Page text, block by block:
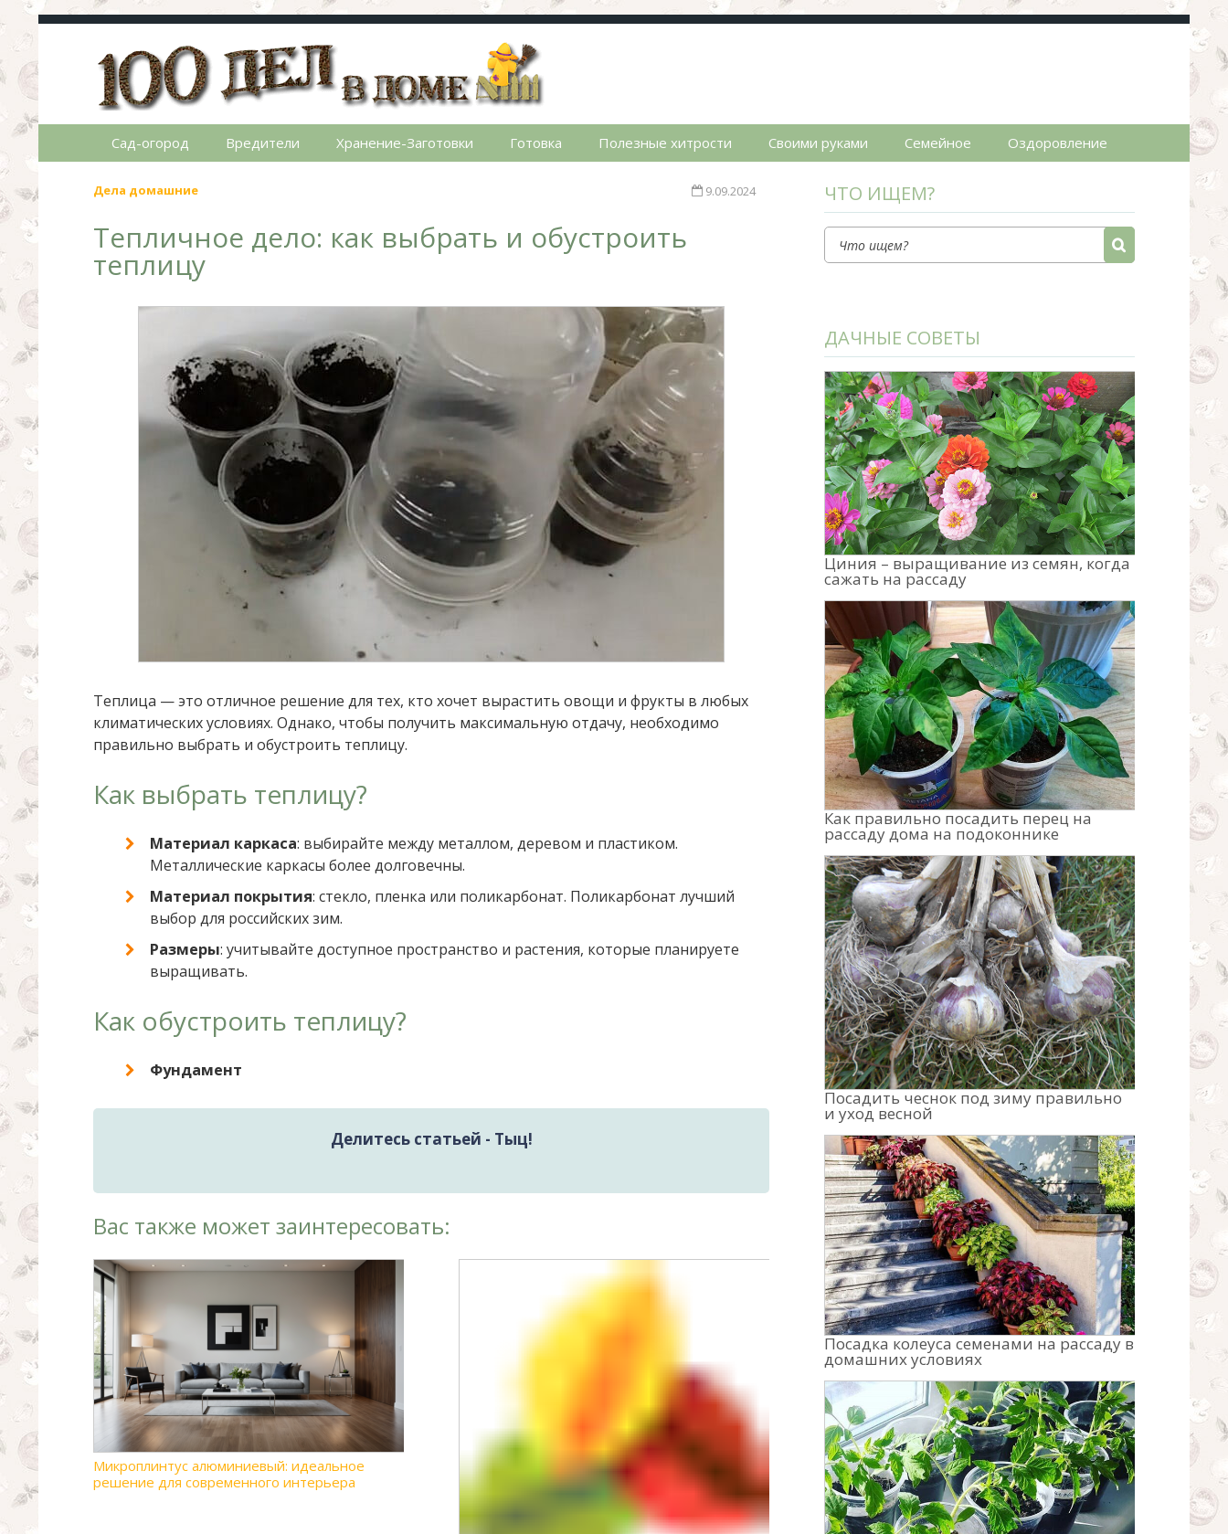
100 дел в доме
Полезные хитрости для легкой жизни в частном доме. Сад, огород, дела домашние, простые рецепты.
Сад-огород Вредители Хранение-Заготовки Готовка Полезные хитрости Своими руками Семейное Оздоровление
Дела домашние 9.09.2024
Тепличное дело: как выбрать и обустроить
теплицу
Теплица — это отличное решение для тех, кто хочет вырастить овощи и фрукты в любых
климатических условиях. Однако, чтобы получить максимальную отдачу, необходимо
правильно выбрать и обустроить теплицу.
Как выбрать теплицу?
Материал каркаса: выбирайте между металлом, деревом и пластиком.
Металлические каркасы более долговечны.
Материал покрытия: стекло, пленка или поликарбонат. Поликарбонат лучший
выбор для российских зим.
Размеры: учитывайте доступное пространство и растения, которые планируете
выращивать.
Как обустроить теплицу?
Фундамент
Делитесь статьей - Тыц!
Вас также может заинтересовать:
Микроплинтус алюминиевый: идеальное
решение для современного интерьера
ЧТО ИЩЕМ?
ДАЧНЫЕ СОВЕТЫ
Циния – выращивание из семян, когда
сажать на рассаду
Как правильно посадить перец на
рассаду дома на подоконнике
Посадить чеснок под зиму правильно
и уход весной
Посадка колеуса семенами на рассаду в
домашних условиях